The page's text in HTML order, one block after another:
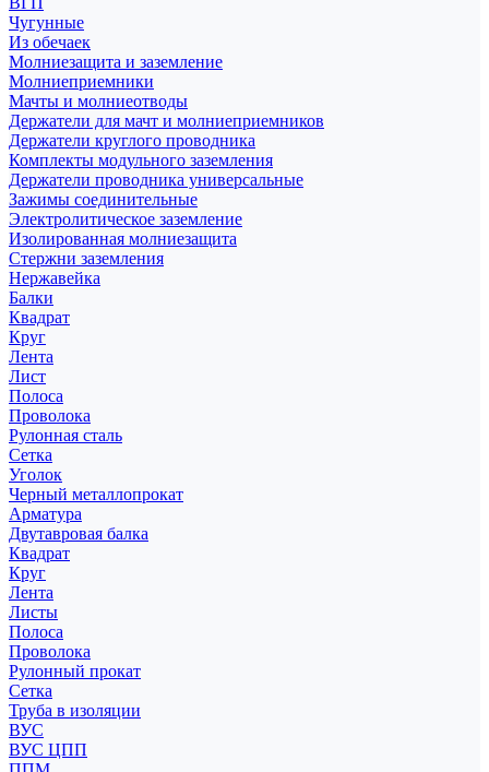
Чугунные
Из обечаек
Молниезащита и заземление
Молниеприемники
Мачты и молниеотводы
Держатели для мачт и молниеприемников
Держатели круглого проводника
Комплекты модульного заземления
Держатели проводника универсальные
Зажимы соединительные
Электролитическое заземление
Изолированная молниезащита
Стержни заземления
Нержавейка
Балки
Квадрат
Круг
Лента
Лист
Полоса
Проволока
Рулонная сталь
Сетка
Уголок
Черный металлопрокат
Арматура
Двутавровая балка
Квадрат
Круг
Лента
Листы
Полоса
Проволока
Рулонный прокат
Сетка
Труба в изоляции
ВУС
ВУС ЦПП